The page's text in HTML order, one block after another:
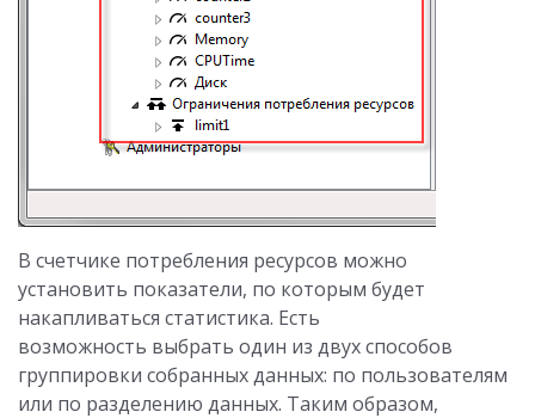
В счетчике потребления ресурсов можно
установить показатели, по которым будет
накапливаться статистика. Есть
возможность выбрать один из двух способов
группировки собранных данных: по пользователям
или по разделению данных. Таким образом,